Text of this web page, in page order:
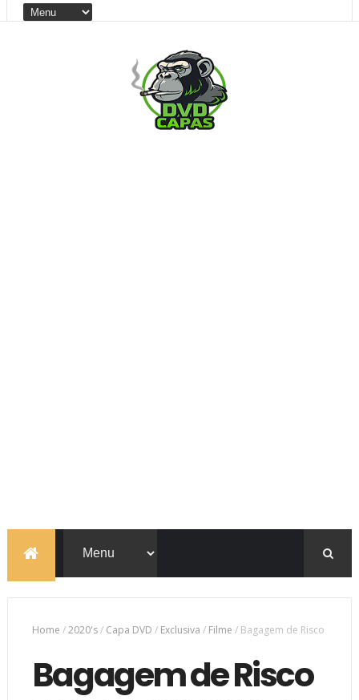
Home /2020's/ Capa DVD / Exclusiva / Filme / Bagagem de Risco
Bagagem de Risco